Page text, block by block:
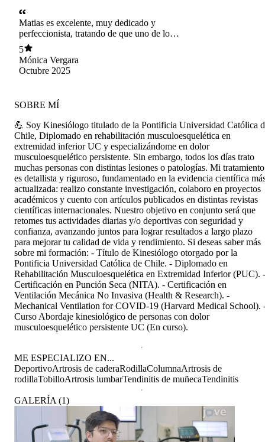
Matias es excelente, muy dedicado y
perfeccionista, tratando de que uno de lo
maximo en cada ejercicio
5
Mónica Vergara
Octubre 2025
SOBRE MÍ
💪 Soy Kinesiólogo titulado de la Pontificia Universidad Católica
Chile, Diplomado en rehabilitación musculoesquelética en
extremidad inferior UC y especializándome en dolor
musculoesquelético persistente. Sin embargo, todos los días trato
muchas personas con distintas lesiones o patologías. Mi tratamiento
es detallista y riguroso, fundamentado en la evidencia científica
actualizada: realizo constante investigación, colaboro en proyectos
académicos y cuento con artículos publicados en distintas revistas
científicas internacionales. Nuestro objetivo en conjunto será que
retomes tus actividades diarias y/o deportivas con seguridad y
confianza, avanzando juntos para lograr resultados a largo plazo
para mejorar tu calidad de vida y rendimiento. Si deseas saber más
sobre mi formación: - Título de Kinesiólogo otorgado por la
Pontificia Universidad Católica de Chile. - Diplomado en
Rehabilitación Musculoesquelética en Extremidad Inferior (PUC). -
Certificación en Punción Seca (NITA). - Certificación en
Ventilación Mecánica No Invasiva (Health & Research). -
Mechanical Ventilation for COVID-19 (Harvard Medical School).
Curso Abordaje kinesiológico de personas con dolor
musculoesquelético persistente UC (En curso).
ME ESPECIALIZO EN...
DeportivoArtrosis de caderaRodillaColumnaArtrosis de
rodillaTobilloArtrosis lumbarTendinitis de muñecaTendinitis
GALERÍA (1)